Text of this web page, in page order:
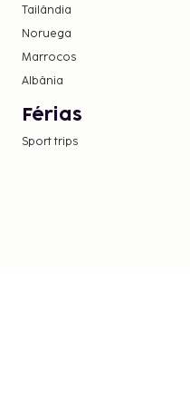
Tailândia
Noruega
Marrocos
Albânia
Férias
Sport trips